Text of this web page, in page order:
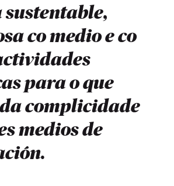
co medio e co
para o que
complicidade
medios de